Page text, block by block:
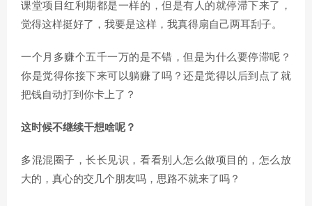
课堂项目红利期都是一样的，但是有人的就停滞下来了，
觉得这样挺好了，我要是这样，我真得扇自己两耳刮子。
一个月多赚个五千一万的是不错，但是为什么要停滞呢？
你是觉得你接下来可以躺赚了吗？还是觉得以后到点了就
把钱自动打到你卡上了？
这时候不继续干想啥呢？
多混混圈子，长长见识，看看别人怎么做项目的，怎么放
大的，真心的交几个朋友吗，思路不就来了吗？